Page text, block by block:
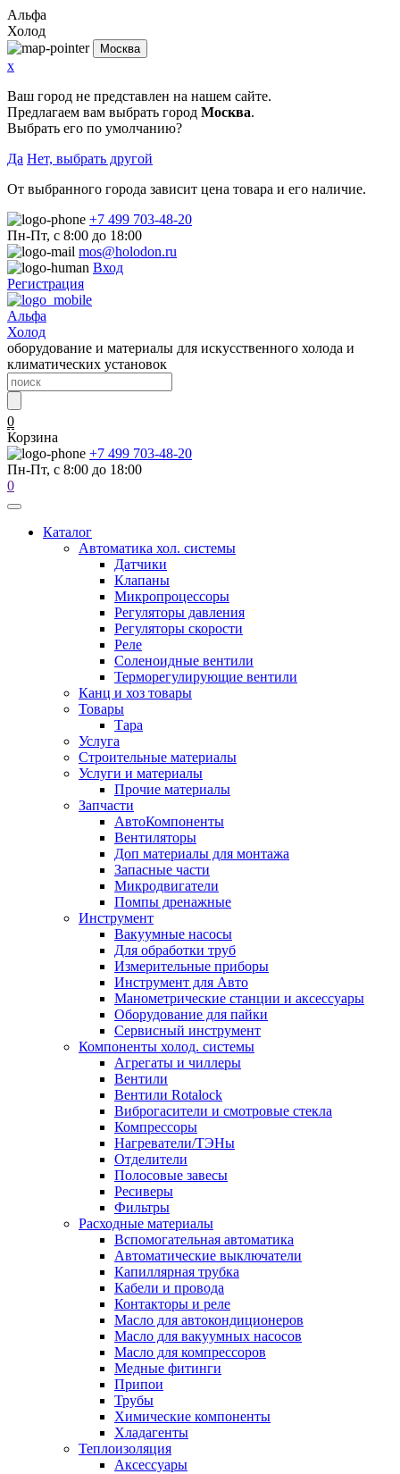
Альфа
Холод
Москва
x
Ваш город не представлен на нашем сайте.
Предлагаем вам выбрать город Москва.
Выбрать его по умолчанию?
Да Нет, выбрать другой
От выбранного города зависит цена товара и его наличие.
+7 499 703-48-20
Пн-Пт, с 8:00 до 18:00
mos@holodon.ru
Вход
Регистрация
Альфа
Холод
оборудование и материалы для искусственного холода и
климатических установок
0
Корзина
+7 499 703-48-20
Пн-Пт, с 8:00 до 18:00
0
Каталог
Автоматика хол. системы
Датчики
Клапаны
Микропроцессоры
Регуляторы давления
Регуляторы скорости
Реле
Соленоидные вентили
Терморегулирующие вентили
Канц и хоз товары
Товары
Тара
Услуга
Строительные материалы
Услуги и материалы
Прочие материалы
Запчасти
АвтоКомпоненты
Вентиляторы
Доп материалы для монтажа
Запасные части
Микродвигатели
Помпы дренажные
Инструмент
Вакуумные насосы
Для обработки труб
Измерительные приборы
Инструмент для Авто
Манометрические станции и аксессуары
Оборудование для пайки
Сервисный инструмент
Компоненты холод. системы
Агрегаты и чиллеры
Вентили
Вентили Rotalock
Виброгасители и смотровые стекла
Компрессоры
Нагреватели/ТЭНы
Отделители
Полосовые завесы
Ресиверы
Фильтры
Расходные материалы
Вспомогательная автоматика
Автоматические выключатели
Капиллярная трубка
Кабели и провода
Контакторы и реле
Масло для автокондиционеров
Масло для вакуумных насосов
Масло для компрессоров
Медные фитинги
Припои
Трубы
Химические компоненты
Хладагенты
Теплоизоляция
Аксессуары